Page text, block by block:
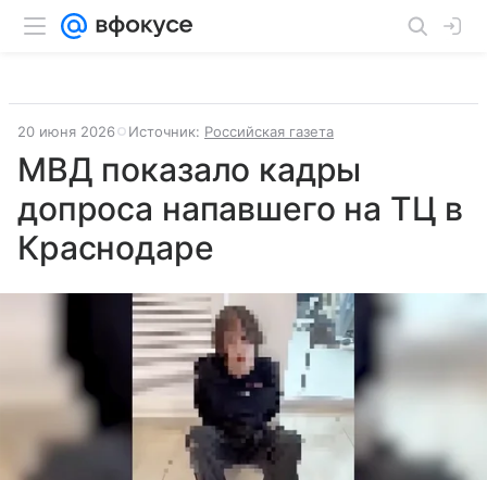
20 июня 2026 Источник: Российская газета
МВД показало кадры
допроса напавшего на ТЦ в
Краснодаре